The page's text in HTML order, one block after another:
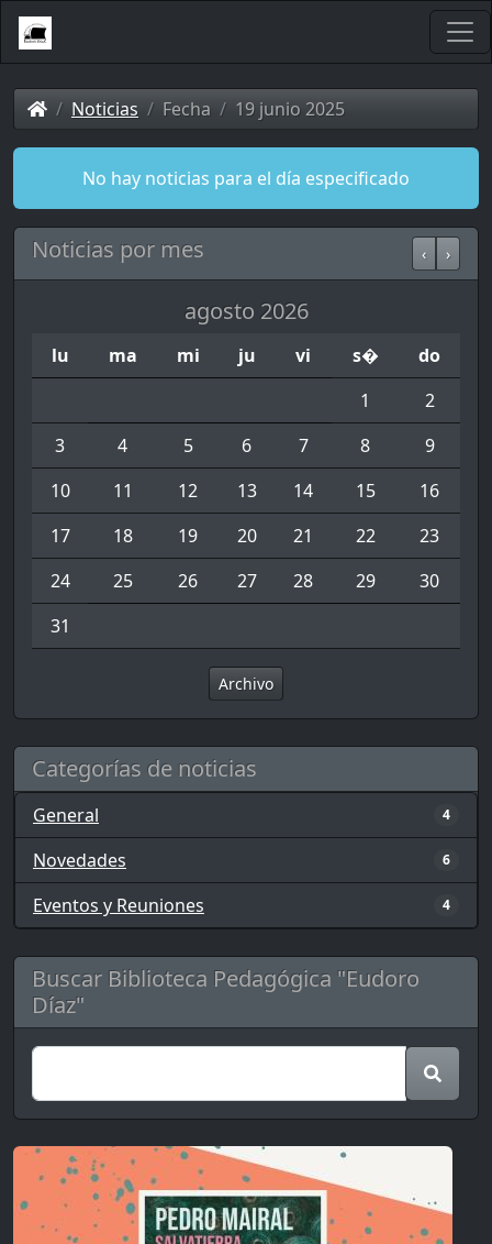
Noticias Fecha 19 junio 2025
No hay noticias para el día especificado
Noticias por mes ‹ ›
agosto 2026
lu ma mi ju vi s�
do
1
2
3
4 5 6 7 8
9
10
11 12 13 14 15
16
17
18 19 20 21 22
23
24
25 26 27 28 29
30
31
Archivo
Categorías de noticias
General 4
Novedades 6
Eventos y Reuniones 4
Buscar Biblioteca Pedagógica "Eudoro
Díaz"